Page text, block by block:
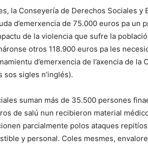
la Conseyería de Derechos Sociales y
d’emerxencia de 75.000 euros pa
de la violencia que sufre la
otros 118.900 euros pa les
d’emerxencia de l’axencia de la
sos sigles n’inglés).
suman más de 35.500 persones
de salú nun recibieron material
parcialmente polos ataques
y personal. Coles mesmes,